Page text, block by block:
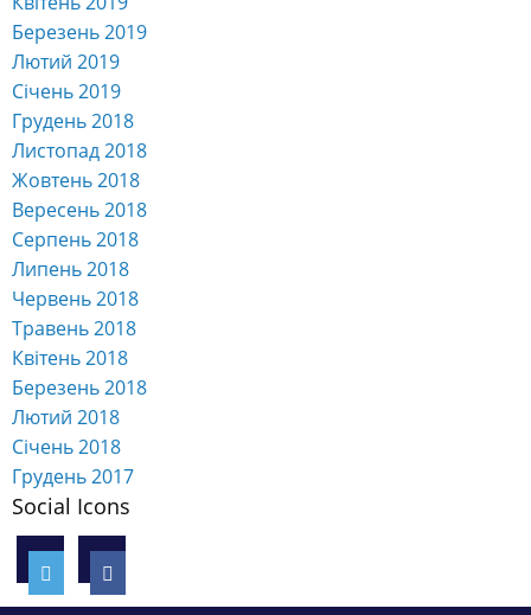
Січень 2019
Грудень 2018
Листопад 2018
Жовтень 2018
Вересень 2018
Серпень 2018
Липень 2018
Червень 2018
Травень 2018
Квітень 2018
Березень 2018
Лютий 2018
Січень 2018
Грудень 2017
Social Icons